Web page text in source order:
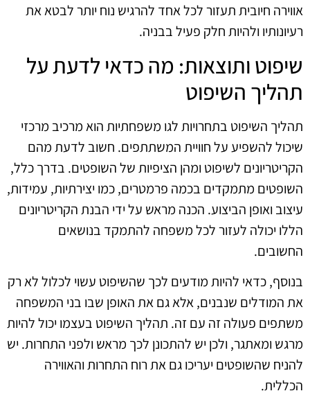
אווירה חיובית תעזור לכל אחד להרגיש נוח יותר לבטא את
רעיונותיו ולהיות חלק פעיל בבניה.
שיפוט ותוצאות: מה כדאי לדעת על
תהליך השיפוט
תהליך השיפוט בתחרויות לגו משפחתיות הוא מרכיב מרכזי
שיכול להשפיע על חוויית המשתתפים. חשוב לדעת מהם
הקריטריונים לשיפוט ומהן הציפיות של השופטים. בדרך כלל,
השופטים מתמקדים בכמה פרמטרים, כמו יצירתיות, עמידות,
עיצוב ואופן הביצוע. הכנה מראש על ידי הבנת הקריטריונים
הללו יכולה לעזור לכל משפחה להתמקד בנושאים
החשובים.
בנוסף, כדאי להיות מודעים לכך שהשיפוט עשוי לכלול לא רק
את המודלים שנבנים, אלא גם את האופן שבו בני המשפחה
משתפים פעולה זה עם זה. תהליך השיפוט בעצמו יכול להיות
מרגש ומאתגר, ולכן יש להתכונן לכך מראש ולפני התחרות. יש
להניח שהשופטים יעריכו גם את רוח התחרות והאווירה
הכללית.